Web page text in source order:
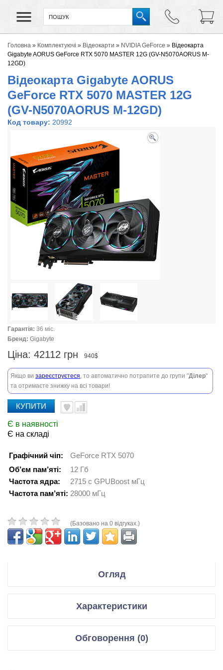
Головна » Комплектуючі » Відеокарти » NVIDIA GeForce » Відеокарта
Gigabyte AORUS GeForce RTX 5070 MASTER 12G (GV-N5070AORUS M-
12GD)
Відеокарта Gigabyte AORUS
GeForce RTX 5070 MASTER 12G
(GV-N5070AORUS M-12GD)
Код товару: 20992
Гарантія: 36 міс.
Бренд: Gigabyte
Ціна: 42112 грн 940$
Якщо ви зареєструєтеся, то автоматично потрапите до групи "Ділер"
та отримаєте знижку на всі товари!
КУПИТИ
Є в наявності
Є на складі
Графічний чіп:
GeForce RTX 5070
Об’єм пам’яті:
12 Гб
Частота ядра:
2715 с GPUBoost мГц
Частота пам’яті: 28000 мГц
(Базовано на 0 відгуках.)
Огляд
Код производителя GV-N5070AORUS M-12GD
Характеристики
Обговорення (0)